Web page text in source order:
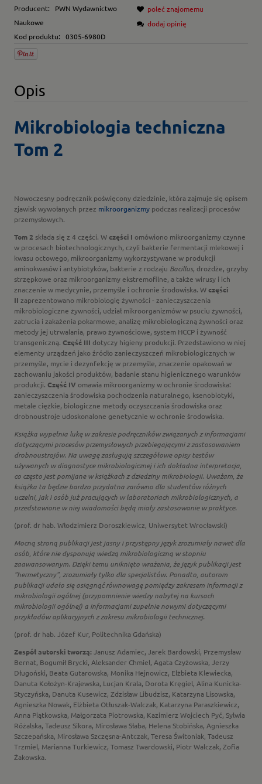
Producent:
PWN Wydawnictwo
Naukowe
Kod produktu:
0305-6980D
poleć znajomemu
dodaj opinię
Opis
Mikrobiologia techniczna
Tom 2
Nowoczesny podręcznik poświęcony dziedzinie, która zajmuje się opisem
zjawisk wywołanych przez mikroorganizmy podczas realizacji procesów
przemysłowych.
Tom 2 składa się z 4 części. Wczęści I omówiono mikroorganizmy czynne
w procesach biotechnologicznych, czyli bakterie fermentacji mlekowej i
kwasu octowego, mikroorganizmy wykorzystywane w produkcji
aminokwasów i antybiotyków, bakterie z rodzaju Bacillus, drożdże, grzyby
strzępkowe oraz mikroorganizmy ekstremofilne, a także wirusy i ich
znaczenie w medycynie, przemyśle i ochronie środowiska. Wczęści
II zaprezentowano mikrobiologię żywności - zanieczyszczenia
mikrobiologiczne żywności, udział mikroorganizmów w psuciu żywności,
zatrucia i zakażenia pokarmowe, analizę mikrobiologiczną żywności oraz
metody jej utrwalania, prawo żywnościowe, system HCCP i żywność
transgeniczną. Część III dotyczy higieny produkcji. Przedstawiono w niej
elementy urządzeń jako źródło zanieczyszczeń mikrobiologicznych w
przemyśle, mycie i dezynfekcję w przemyśle, znaczenie opakowań w
zachowaniu jakości produktów, badanie stanu higienicznego warunków
produkcji. Część IV omawia mikroorganizmy w ochronie środowiska:
zanieczyszczenia środowiska pochodzenia naturalnego, ksenobiotyki,
metale ciężkie, biologiczne metody oczyszczania środowiska oraz
drobnoustroje udoskonalone genetycznie w ochronie środowiska.
Książka wypełnia lukę w zakresie podręczników związanych z informacjami
dotyczącymi procesów przemysłowych przebiegającymi z zastosowaniem
drobnoustrojów. Na uwagę zasługują szczegółowe opisy testów
używanych w diagnostyce mikrobiologicznej i ich dokładna interpretacja,
co często jest pomijane w książkach z dziedziny mikrobiologii. Uważam, że
książka ta będzie bardzo przydatna zarówno dla studentów różnych
uczelni, jak i osób już pracujących w laboratoriach mikrobiologicznych, a
przedstawione w niej wiadomości będą miały zastosowanie w praktyce.
(prof. dr hab. Włodzimierz Doroszkiewicz, Uniwersytet Wrocławski)
Mocną stroną publikacji jest jasny i przystępny język zrozumiały nawet dla
osób, które nie dysponują wiedzą mikrobiologiczną w stopniu
zaawansowanym. Dzięki temu uniknięto wrażenia, że język publikacji jest
"hermetyczny", zrozumiały tylko dla specjalistów. Ponadto, autorom
publikacji udało się osiągnąć równowagę pomiędzy zakresem informacji z
mikrobiologii ogólnej (przypomnienie wiedzy nabytej na kursach
mikrobiologii ogólnej) a informacjami zupełnie nowymi dotyczącymi
przykładów aplikacyjnych z zakresu mikrobiologii technicznej.
(prof. dr hab. Józef Kur, Politechnika Gdańska)
Zespół autorski tworzą: Janusz Adamiec, Jarek Bardowski, Przemysław
Bernat, Bogumił Brycki, Aleksander Chmiel, Agata Czyżowska, Jerzy
Długoński, Beata Gutarowska, Monika Hejnowicz, Elżbieta Klewiecka,
Danuta Kołożyn-Krajewska, Lucjan Krala, Dorota Kręgiel, Alina Kunicka-
Styczyńska, Danuta Kusewicz, Zdzisław Libudzisz, Katarzyna Lisowska,
Agnieszka Nowak, Elżbieta Otłuszak-Walczak, Katarzyna Paraszkiewicz,
Anna Piątkowska, Małgorzata Piotrowska, Kazimierz Wojciech Pyć, Sylwia
Różalska, Tadeusz Sikora, Mirosława Słaba, Helena Stobińska, Agnieszka
Szczepańska, Mirosława Szczęsna-Antczak, Teresa Świtoniak, Tadeusz
Trzmiel, Marianna Turkiewicz, Tomasz Twardowski, Piotr Walczak, Zofia
Żakowska.